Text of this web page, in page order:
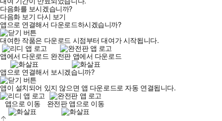
다음화를 보시겠습니까?
다음화 보기 다시 보기
앱으로 연결해서 다운로드하시겠습니까?
대여한 작품은 다운로드 시점부터 대여가 시작됩니다.
앱에서 다운로드 완전판 앱에서 다운로드
앱으로 연결해서 보시겠습니까?
앱이 설치되어 있지 않으면 앱 다운로드로 자동 연결됩니다.
앱으로 이동
완전판 앱으로 이동